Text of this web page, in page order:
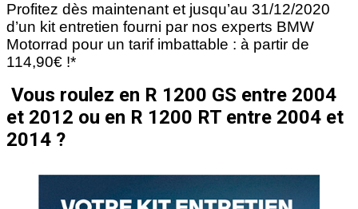
Profitez dès maintenant et jusqu’au 31/12/2020
d’un kit entretien fourni par nos experts BMW
Motorrad pour un tarif imbattable : à partir de
114,90€ !*
Vous roulez en R 1200 GS entre 2004
et 2012 ou en R 1200 RT entre 2004 et
2014 ?